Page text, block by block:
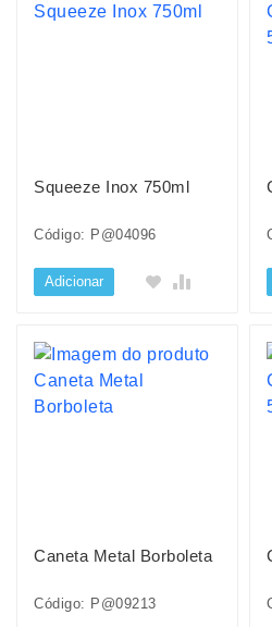
Squeeze Inox 750ml
Código: P@04096
Adicionar
Caneta Metal Borboleta
Código: P@09213